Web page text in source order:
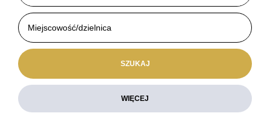
WIĘCEJ